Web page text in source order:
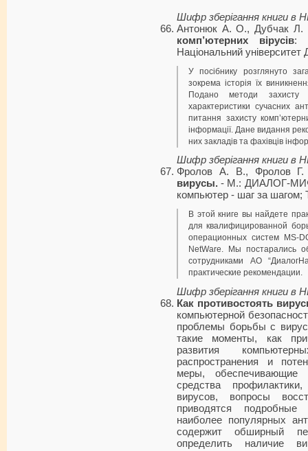
Шифр зберігання книги в
Антонюк А. О., Дубчак
комп’ютерних вірусів:
Національний
У посібнику розглянуто
зокрема історія їх
Подано методи захисту
характеристики сучасних
питання захисту
інформації. Дане видання
них закладів та фахівців
Шифр зберігання книги в
Фролов А. В., Фролов
вирусы. - М.: ДИАЛОГ-
компьютер - шаг за шагом;
В этой книге вы найдете
для квалифицированной
операционных систем MS-
NetWare. Мы постарались
сотрудниками АО
практические рекомендации.
Шифр зберігання книги в
Как противостоять
компьютерной
проблемы борьбы с
такие моменты, как
развития
распространения и
меры, обеспечивающие
средства
вирусов, вопросы
приводятся
наиболее популярных
содержит обширный
определить наличие